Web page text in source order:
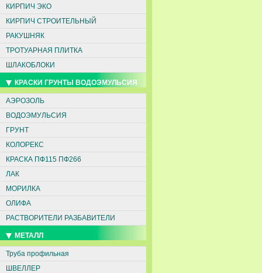
КИРПИЧ ЭКО
КИРПИЧ СТРОИТЕЛЬНЫЙ
РАКУШНЯК
ТРОТУАРНАЯ ПЛИТКА
ШЛАКОБЛОКИ
КРАСКИ ГРУНТЫ ВОДОЭМУЛЬСИЯ
АЭРОЗОЛЬ
ВОДОЭМУЛЬСИЯ
ГРУНТ
КОЛОРЕКС
КРАСКА ПФ115 ПФ266
ЛАК
МОРИЛКА
ОЛИФА
РАСТВОРИТЕЛИ РАЗБАВИТЕЛИ
МЕТАЛЛ
Труба профильная
ШВЕЛЛЕР